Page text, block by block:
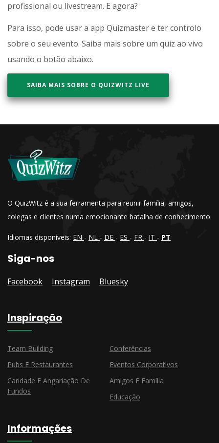
profissional ou livestream. E agora?
Para isso, pode usar a app Quizmaster e ter controlo
sobre o seu evento. Saiba mais sobre um quiz ao vivo
usando o botão abaixo.
SAIBA MAIS SOBRE O QUIZWITZ LIVE
O QuizWitz é a sua ferramenta para reunir família, amigos,
colegas e clientes numa emocionante batalha de conhecimento.
Idiomas disponíveis: EN - NL - DE - ES - FR - IT - PT
Siga-nos
Facebook Instagram Bluesky
Inspiração
Team Building
Conferências
Pubs E Restaurantes
Eventos Corporativos
Caridade E Angariação De
Fundos
Amigos E Família
Educação
Informações